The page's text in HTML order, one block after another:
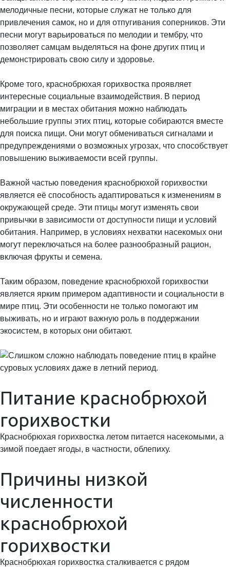
мелодичные песни, которые служат не только для
привлечения самок, но и для отпугивания соперников. Эти
песни могут варьироваться по мелодии и тембру, что
позволяет самцам выделяться на фоне других птиц и
демонстрировать свою силу и здоровье.
Кроме того, краснобрюхая горихвостка проявляет
интересные социальные взаимодействия. В период
миграции и в местах обитания можно наблюдать
небольшие группы этих птиц, которые собираются вместе
для поиска пищи. Они могут обмениваться сигналами и
предупреждениями о возможных угрозах, что способствует
повышению выживаемости всей группы.
Важной частью поведения краснобрюхой горихвостки
является её способность адаптироваться к изменениям в
окружающей среде. Эти птицы могут изменять свои
привычки в зависимости от доступности пищи и условий
обитания. Например, в условиях нехватки насекомых они
могут переключаться на более разнообразный рацион,
включая фрукты и семена.
Таким образом, поведение краснобрюхой горихвостки
является ярким примером адаптивности и социальности в
мире птиц. Эти особенности не только помогают им
выживать, но и играют важную роль в поддержании
экосистем, в которых они обитают.
Питание краснобрюхой
горихвостки
Краснобрюхая горихвостка летом питается насекомыми, а
зимой поедает ягоды, в частности, облепиху.
Причины низкой
численности
краснобрюхой
горихвостки
Краснобрюхая горихвостка сталкивается с рядом